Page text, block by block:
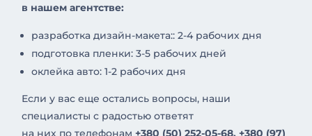
в нашем агентстве:
разработка дизайн-макета:: 2-4 рабочих дня
подготовка пленки: 3-5 рабочих дней
оклейка авто: 1-2 рабочих дня
Если у вас еще остались вопросы, наши
специалисты с радостью ответят
на них по телефонам +380 (50) 252-05-68, +380 (97)